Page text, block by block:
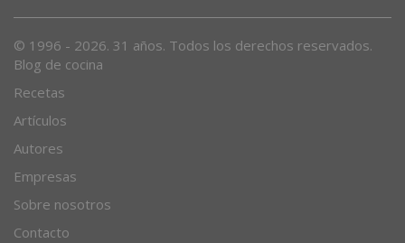
© 1996 - 2026. 31 años. Todos los derechos reservados.
Blog de cocina
Recetas
Artículos
Autores
Empresas
Sobre nosotros
Contacto